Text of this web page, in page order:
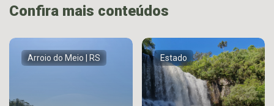
Confira mais conteúdos
Arroio do Meio | RS Estado